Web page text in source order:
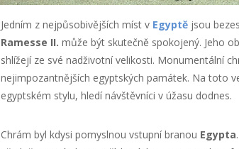
Jedním z nejpůsobivějších míst v Egyptějsou
Ramesse II. může být skutečně spokojený. Jeho
shlížejí ze své nadživotní velikosti. Monumentální
nejimpozantnějších egyptských památek. Na toto
egyptském stylu, hledí návštěvníci v úžasu dodnes.
Chrám byl kdysi pomyslnou vstupní branou Egypta